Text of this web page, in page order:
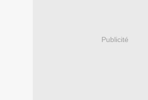
Publicité